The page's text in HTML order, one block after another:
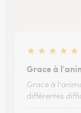
★ ★ ★ ★ ★
Grace à
Grace à
différentes